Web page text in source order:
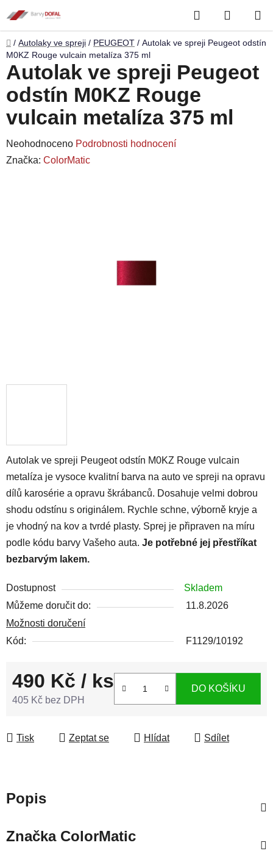
na
obsah
Hledat
KOŠÍK
Domů
/ Autolaky ve spreji / PEUGEOT / Autolak ve spreji Peugeot odstín
M0KZ Rouge vulcain metalíza 375 ml
Autolak ve spreji Peugeot odstín M0KZ Rouge vulcain
metalíza je vysoce kvalitní barva na auto ve spreji na opravu
dílů karosérie a opravu škrábanců. Dosahuje velmi dobrou
shodu odstínu s originálem. Rychle schne, výborně kryje a
je vhodný na kov a tvrdé plasty. Sprej je připraven na míru
podle kódu barvy Vašeho auta. Je potřebné jej přestříkat
bezbarvým lakem.
Dostupnost
Skladem
Můžeme doručit do:
11.8.2026
Možnosti doručení
Kód:
F1129/10192
490 Kč / ks
405 Kč bez DPH
DO KOŠÍKU
Tisk Zeptat se Hlídat Sdílet
Autolak ve spreji Peugeot
odstín M0KZ Rouge
vulcain metalíza 375 ml
Průměrné
hodnocení
Neohodnoceno Podrobnosti hodnocení
Značka: ColorMatic
Popis
ZnačkaColorMatic